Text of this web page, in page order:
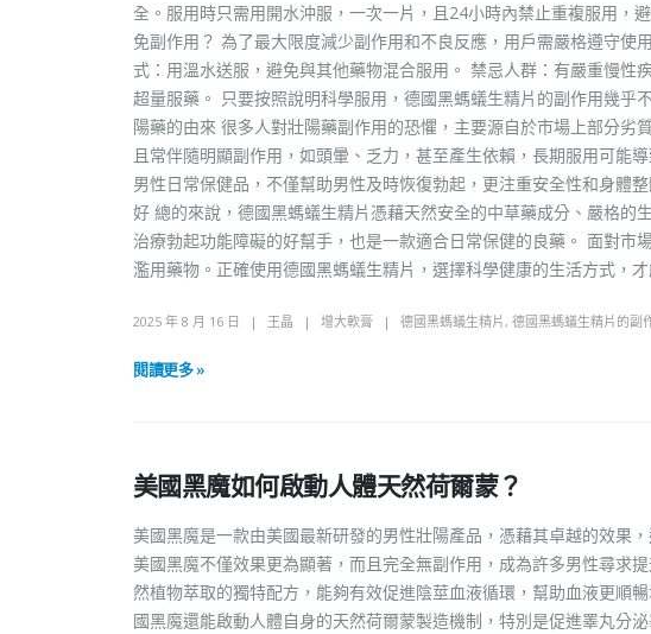
全。服用時只需用開水沖服，一次一片，且24小時內禁止重複服用，
免副作用？ 為了最大限度減少副作用和不良反應，用戶需嚴格遵守
式：用溫水送服，避免與其他藥物混合服用。 禁忌人群：有嚴重慢
超量服藥。 只要按照說明科學服用，德國黑螞蟻生精片的副作用幾
陽藥的由來 很多人對壯陽藥副作用的恐懼，主要源自於市場上部分
且常伴隨明顯副作用，如頭暈、乏力，甚至產生依賴，長期服用可能
男性日常保健品，不僅幫助男性及時恢復勃起，更注重安全性和身體
好 總的來說，德國黑螞蟻生精片憑藉天然安全的中草藥成分、嚴格
治療勃起功能障礙的好幫手，也是一款適合日常保健的良藥。 面對
濫用藥物。正確使用德國黑螞蟻生精片，選擇科學健康的生活方式，
2025 年 8 月 16 日 王晶 增大軟膏 德國黑螞蟻生精片 , 德國黑螞蟻生精片的副
閱讀更多 »
美國黑魔如何啟動人體天然荷爾蒙？
美國黑魔是一款由美國最新研發的男性壯陽產品，憑藉其卓越的效果
美國黑魔不僅效果更為顯著，而且完全無副作用，成為許多男性尋求
然植物萃取的獨特配方，能夠有效促進陰莖血液循環，幫助血液更順
國黑魔還能啟動人體自身的天然荷爾蒙製造機制，特別是促進睪丸分